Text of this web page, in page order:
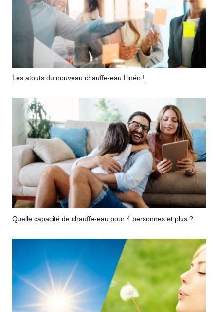
Les atouts du nouveau chauffe-eau Linéo !
Quelle capacité de chauffe-eau pour 4 personnes et plus ?